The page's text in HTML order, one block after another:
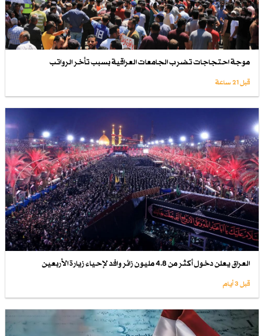
موجة احتجاجات تضرب الجامعات العراقية بسبب تأخر الرواتب
قبل 21 ساعة
العراق يعلن دخول أكثر من 4.8 مليون زائر وافد لإحياء زيارة الأربعين
قبل 3 أيام